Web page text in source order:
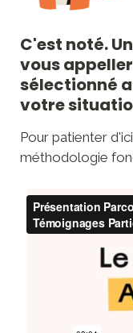
C'est noté.
vous
sélectionné
votre
Pour patienter
méthodologie